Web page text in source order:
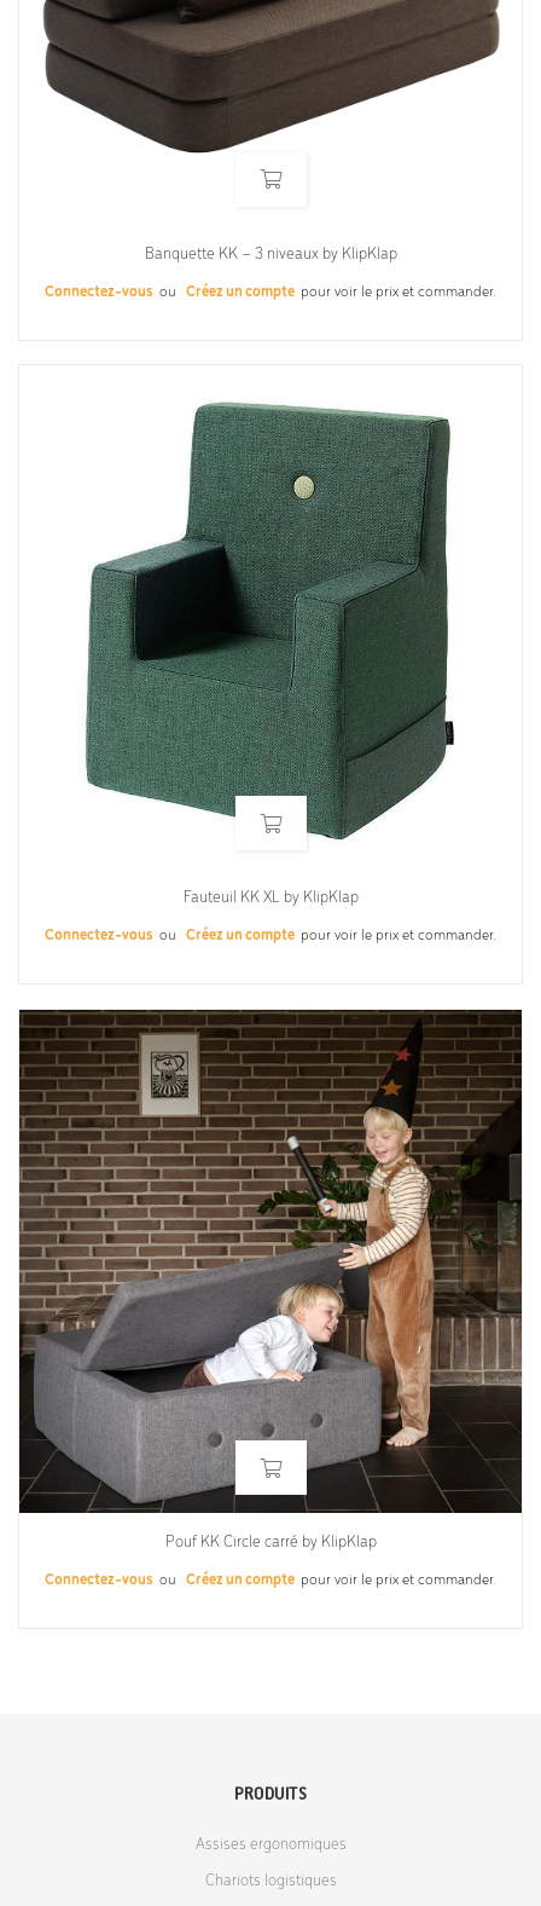
Banquette KK – 3 niveaux by KlipKlap
Connectez-vous ou Créez un compte pour voir le prix et commander.
Fauteuil KK XL by KlipKlap
Connectez-vous ou Créez un compte pour voir le prix et commander.
Pouf KK Circle carré by KlipKlap
Connectez-vous ou Créez un compte pour voir le prix et commander.
PRODUITS
Assises ergonomiques
Chariots logistiques